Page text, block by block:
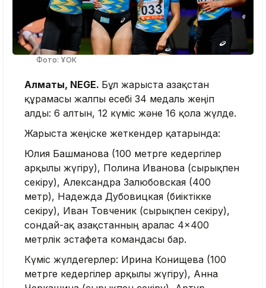
Фото: ҰОК
Алматы, NEGE. Бұл жарыста Қазақстан
құрамасы жалпы есебі 34 медаль жеңіп
алды: 6 алтын, 12 күміс және 16 қола жүлде.
Жарыста жеңіске жеткендер қатарында:
Юлия Башманова (100 метрге кедергілер
арқылы жүгіру), Полина Иванова (сырықпен
секіру), Александра Залюбовская (400
метр), Надежда Дубовицкая (биіктікке
секіру), Иван Товченик (сырықпен секіру),
сондай-ақ Қазақстанның аралас 4×400
метрлік эстафета командасы бар.
Күміс жүлдегерлер: Ирина Конищева (100
метрге кедергілер арқылы жүгіру), Анна